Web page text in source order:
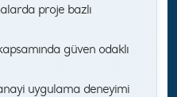
proje bazlı
güven odaklı
uygulama deneyimi